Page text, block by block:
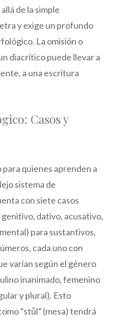
de la simple
y exige un profundo
La omisión o
diacrítico puede llevar a
a una escritura
Casos y
quienes aprenden a
sistema de
con siete casos
dativo, acusativo,
para sustantivos,
cada uno con
varían según el género
inanimado, femenino
y plural). Esto
“stůl” (mesa) tendrá